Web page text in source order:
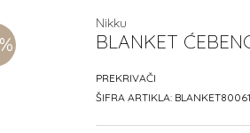
%
Nikku
BLANKET
PREKRIVAČI
ŠIFRA ARTIKLA: